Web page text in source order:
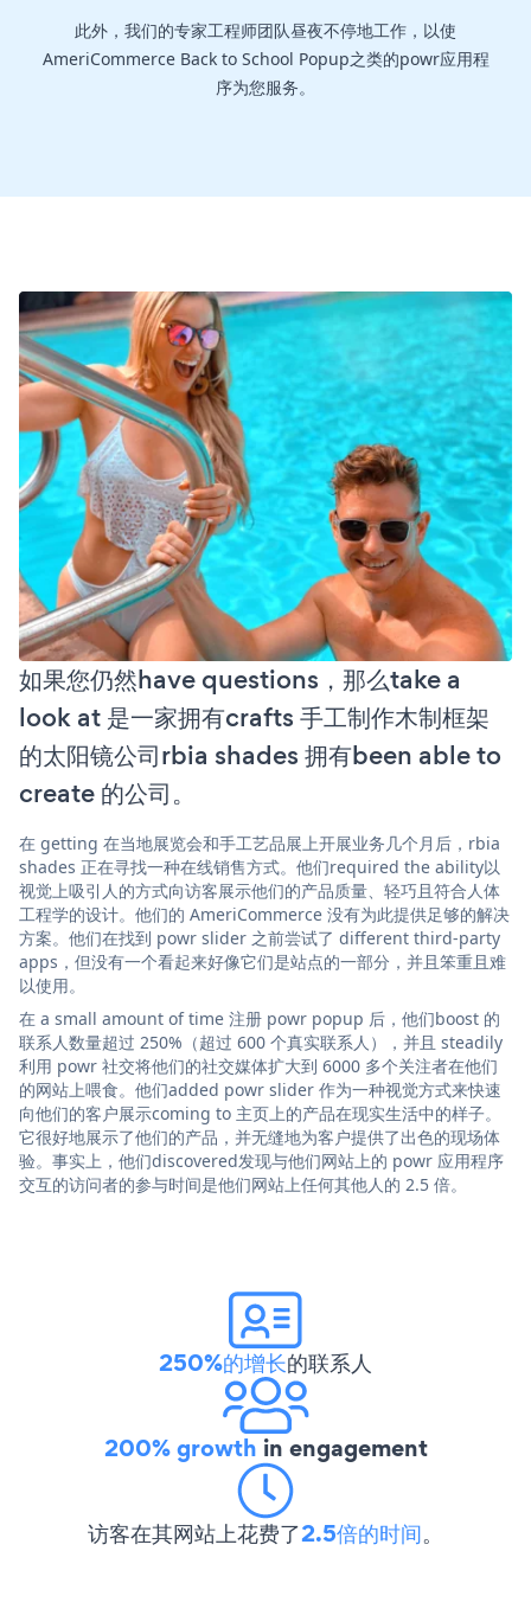
此外，我们的专家工程师团队昼夜不停地工作，以使
AmeriCommerce Back to School Popup之类的powr应用程
序为您服务。
如果您仍然have questions，那么take a
look at 是一家拥有crafts 手工制作木制框架
的太阳镜公司rbia shades 拥有been able to
create 的公司。
在 getting 在当地展览会和手工艺品展上开展业务几个月后，rbia
shades 正在寻找一种在线销售方式。他们required the ability以
视觉上吸引人的方式向访客展示他们的产品质量、轻巧且符合人体
工程学的设计。他们的 AmeriCommerce 没有为此提供足够的解决
方案。他们在找到 powr slider 之前尝试了 different third-party
apps，但没有一个看起来好像它们是站点的一部分，并且笨重且难
以使用。
在 a small amount of time 注册 powr popup 后，他们boost 的
联系人数量超过 250%（超过 600 个真实联系人），并且 steadily
利用 powr 社交将他们的社交媒体扩大到 6000 多个关注者在他们
的网站上喂食。他们added powr slider 作为一种视觉方式来快速
向他们的客户展示coming to 主页上的产品在现实生活中的样子。
它很好地展示了他们的产品，并无缝地为客户提供了出色的现场体
验。事实上，他们discovered发现与他们网站上的 powr 应用程序
交互的访问者的参与时间是他们网站上任何其他人的 2.5 倍。
250%的增长的联系人
200% growth in engagement
访客在其网站上花费了2.5倍的时间。